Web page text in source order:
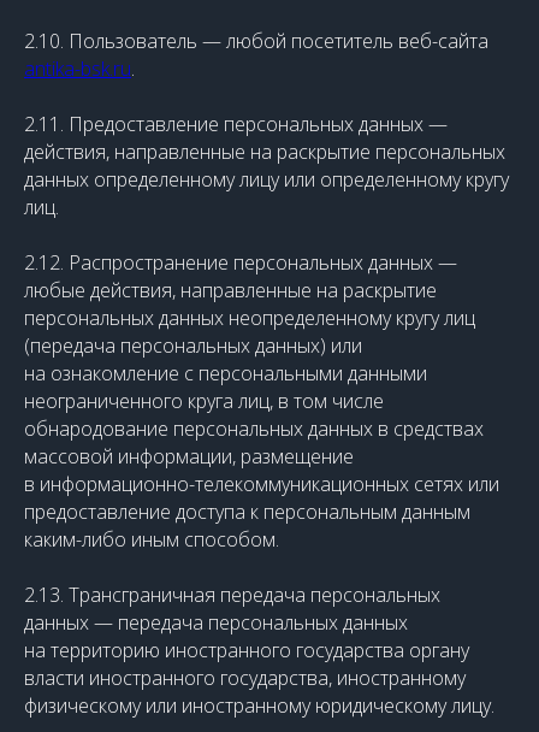
2.10. Пользователь — любой посетитель веб-сайта
antika-bsk.ru.
2.11. Предоставление персональных данных —
действия, направленные на раскрытие персональных
данных определенному лицу или определенному кругу
лиц.
2.12. Распространение персональных данных —
любые действия, направленные на раскрытие
персональных данных неопределенному кругу лиц
(передача персональных данных) или
на ознакомление с персональными данными
неограниченного круга лиц, в том числе
обнародование персональных данных в средствах
массовой информации, размещение
в информационно-телекоммуникационных сетях или
предоставление доступа к персональным данным
каким-либо иным способом.
2.13. Трансграничная передача персональных
данных — передача персональных данных
на территорию иностранного государства органу
власти иностранного государства, иностранному
физическому или иностранному юридическому лицу.